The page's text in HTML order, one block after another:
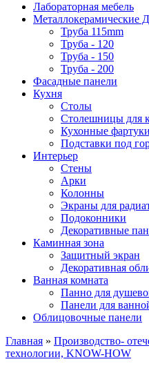
Лабораторная мебель
Металлокерамические
Труба 115mm
Труба - 120
Труба - 150
Труба - 200
Фасадные панели
Кухня
Столы
Столешницы для
Кухонные фартуки
Подставки под
Интерьер
Стены
Арки
Колонны
Экраны для
Подоконники
Декоративные
Каминная зона
Защитный экран
Декоративная
Ванная комната
Панно для
Панели для
Облицовочные панели
Главная » Производство-
технологии, KNOW-HOW